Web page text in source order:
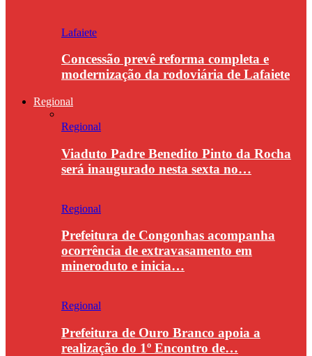
Lafaiete
Concessão prevê reforma completa e
modernização da rodoviária de Lafaiete
Regional
Regional
Viaduto Padre Benedito Pinto da Rocha
será inaugurado nesta sexta no…
Regional
Prefeitura de Congonhas acompanha
ocorrência de extravasamento em
mineroduto e inicia…
Regional
Prefeitura de Ouro Branco apoia a
realização do 1º Encontro de…